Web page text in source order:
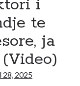
i
te
ja
28, 2025